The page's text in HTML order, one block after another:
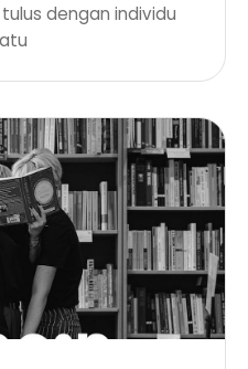
dengan individu